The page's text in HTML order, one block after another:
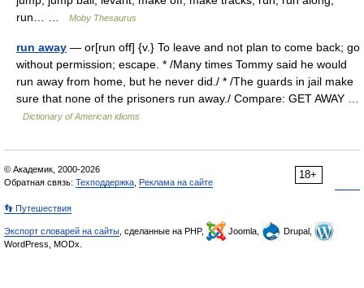
run… …
Moby Thesaurus
run away — or[run off] {v.} To leave and not plan to come back; go
without permission; escape. * /Many times Tommy said he would
run away from home, but he never did./ * /The guards in jail make
sure that none of the prisoners run away./ Compare: GET AWAY …
Dictionary of American idioms
18+
© Академик, 2000-2026
Обратная связь: Техподдержка Реклама на сайте
👣 Путешествия
Экспорт словарей на сайты , сделанные на PHP, Joomla,
Drupal,
WordPress, MODx.